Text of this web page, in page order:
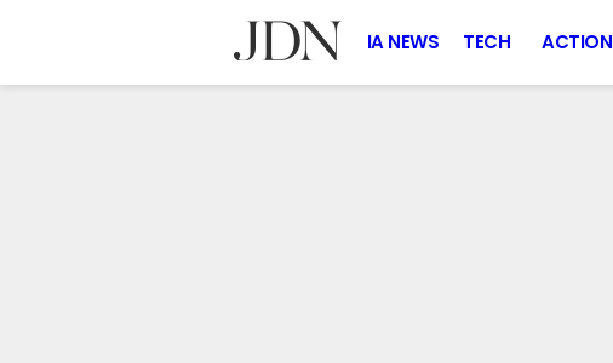
IA NEWS TECH ACTION